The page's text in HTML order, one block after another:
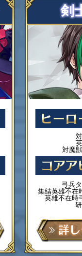
剣
対魔
弓兵
集結英雄不在
英雄不在時